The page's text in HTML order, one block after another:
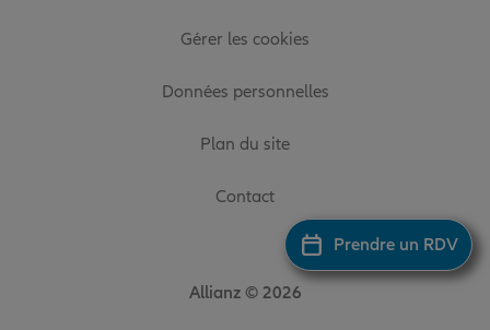
Prendre un RDV
Gérer les cookies
Données personnelles
Plan du site
Contact
Allianz © 2026